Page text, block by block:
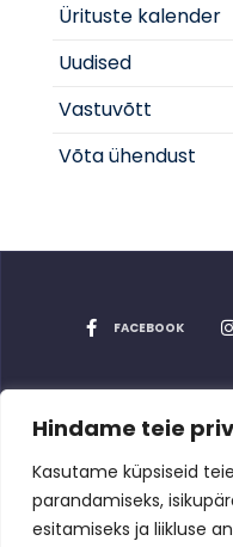
Hindame teie
Kasutame küpsiseid
parandamiseks,
esitamiseks ja liikluse
Ürituste kalender
Uudised
Vastuvõtt
Võta ühendust
FACEBOOK